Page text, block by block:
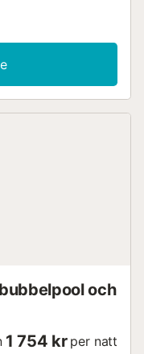
och
1 754 kr per natt